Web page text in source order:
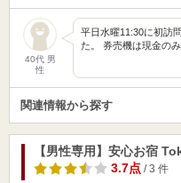
40代 男
性
平日水曜11:30に初訪
た。 券売機は現金の
関連情報から探す
【男性専用】安心お宿
3.7点/ 3 件